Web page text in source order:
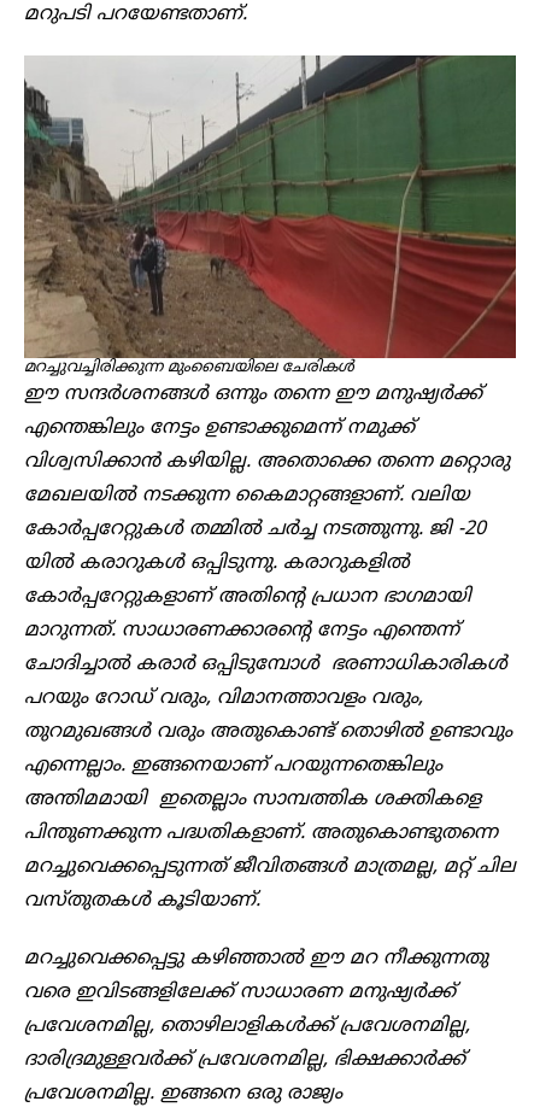
മറുപടി പറയേണ്ടതാണ്.
മറച്ചുവച്ചിരിക്കുന്ന മുംബൈയിലെ ചേരികൾ
ഈ സന്ദർശനങ്ങൾ ഒന്നും തന്നെ ഈ മനുഷ്യർക്ക്
എന്തെങ്കിലും നേട്ടം ഉണ്ടാക്കുമെന്ന് നമുക്ക്
വിശ്വസിക്കാൻ കഴിയില്ല. അതൊക്കെ തന്നെ മറ്റൊരു
മേഖലയിൽ നടക്കുന്ന കൈമാറ്റങ്ങളാണ്. വലിയ
കോർപ്പറേറ്റുകൾ തമ്മിൽ ചർച്ച നടത്തുന്നു. ജി -20
യിൽ കരാറുകൾ ഒപ്പിടുന്നു. കരാറുകളിൽ
കോർപ്പറേറ്റുകളാണ് അതിന്റെ പ്രധാന ഭാഗമായി
മാറുന്നത്. സാധാരണക്കാരന്റെ നേട്ടം എന്തെന്ന്
ചോദിച്ചാൽ കരാർ ഒപ്പിടുമ്പോൾ ഭരണാധികാരികൾ
പറയും റോഡ് വരും, വിമാനത്താവളം വരും,
തുറമുഖങ്ങൾ വരും അതുകൊണ്ട് തൊഴിൽ ഉണ്ടാവും
എന്നെല്ലാം. ഇങ്ങനെയാണ് പറയുന്നതെങ്കിലും
അന്തിമമായി ഇതെല്ലാം സാമ്പത്തിക ശക്തികളെ
പിന്തുണക്കുന്ന പദ്ധതികളാണ്. അതുകൊണ്ടുതന്നെ
മറച്ചുവെക്കപ്പെടുന്നത് ജീവിതങ്ങൾ മാത്രമല്ല, മറ്റ് ചില
വസ്തുതകൾ കൂടിയാണ്.
മറച്ചുവെക്കപ്പെട്ടു കഴിഞ്ഞാൽ ഈ മറ നീക്കുന്നതു
വരെ ഇവിടങ്ങളിലേക്ക് സാധാരണ മനുഷ്യർക്ക്
പ്രവേശനമില്ല, തൊഴിലാളികൾക്ക് പ്രവേശനമില്ല,
ദാരിദ്രമുള്ളവർക്ക് പ്രവേശനമില്ല, ഭിക്ഷക്കാർക്ക്
പ്രവേശനമില്ല. ഇങ്ങനെ ഒരു രാജ്യം